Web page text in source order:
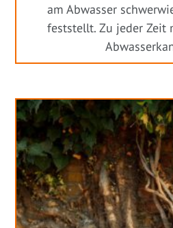
am Abwasser
feststellt. Zu jeder Zeit